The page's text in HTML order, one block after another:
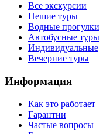
Все экскурсии
Пешие туры
Водные прогулки
Автобусные туры
Индивидуальные
Вечерние туры
Информация
Как это работает
Гарантии
Частые вопросы